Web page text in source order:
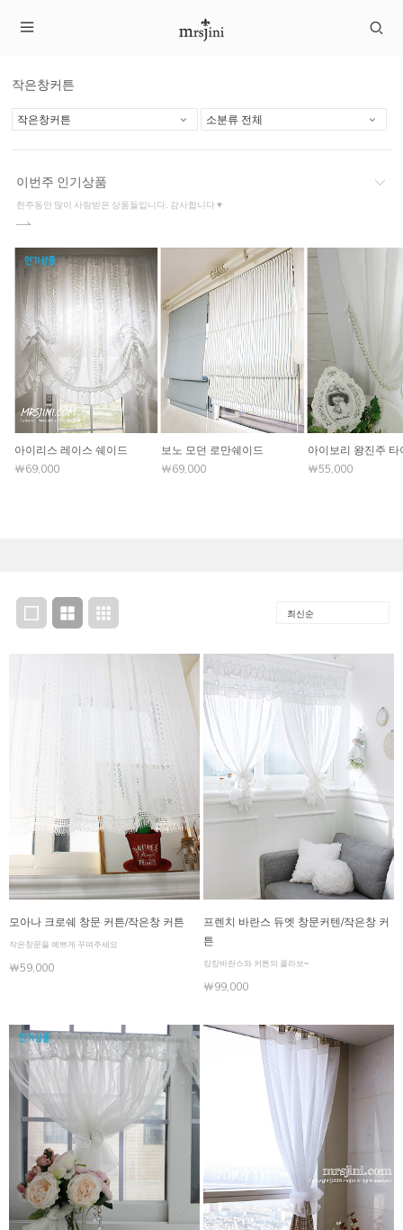
작은창커튼
이번주 인기상품
한주동안 많이 사랑받은 상품들입니다. 감사합니다 ♥
아이리스 레이스 쉐이드
￦69,000
보노 모던 로만쉐이드
￦69,000
아이보리 왕진주 타
￦55,000
모아나 크로쉐 창문 커튼/작은창 커튼
작은창문을 예쁘게 꾸며주세요
￦59,000
프렌치 바란스 듀엣 창문커텐/작은창 커
튼
캉캉바란스와 커튼의 콜라보~
￦99,000